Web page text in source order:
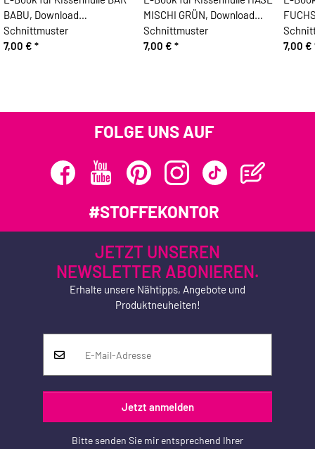
BABU, Download
Schnittmuster
7,00 € *
MISCHI GRÜN, Download
Schnittmuster
7,00 € *
7,00 €
FOLGE UNS AUF
#STOFFEKONTOR
JETZT UNSEREN
NEWSLETTER ABONIEREN.
Erhalte unsere Nähtipps, Angebote und
Produktneuheiten!
Jetzt anmelden
Bitte senden Sie mir entsprechend Ihrer